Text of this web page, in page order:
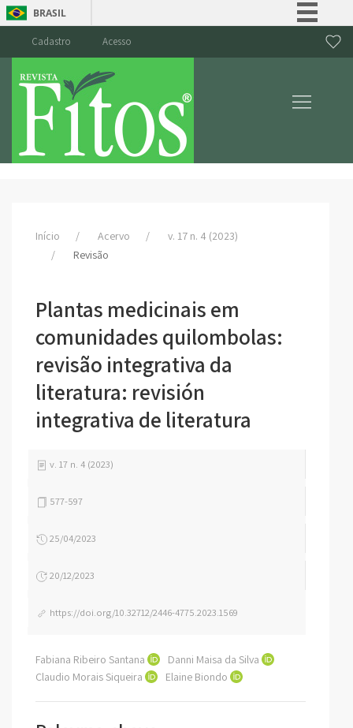
BRASIL
Canais
Cadastro Acesso
Início Acervo
v. 17 n. 4 (2023)
Revisão
Plantas medicinais em
comunidades quilombolas:
revisão integrativa da
literatura: revisión
integrativa de literatura
v. 17 n. 4 (2023)
577-597
25/04/2023
20/12/2023
https://doi.org/10.32712/2446-4775.2023.1569
Fabiana Ribeiro Santana
Danni Maisa da Silva
Claudio Morais Siqueira
Elaine Biondo